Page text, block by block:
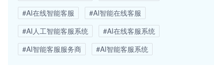
#AI在线智能客服
#AI智能在线客服
#AI人工智能客服系统
#AI在线客服系统
#AI智能客服服务商
#AI智能客服系统